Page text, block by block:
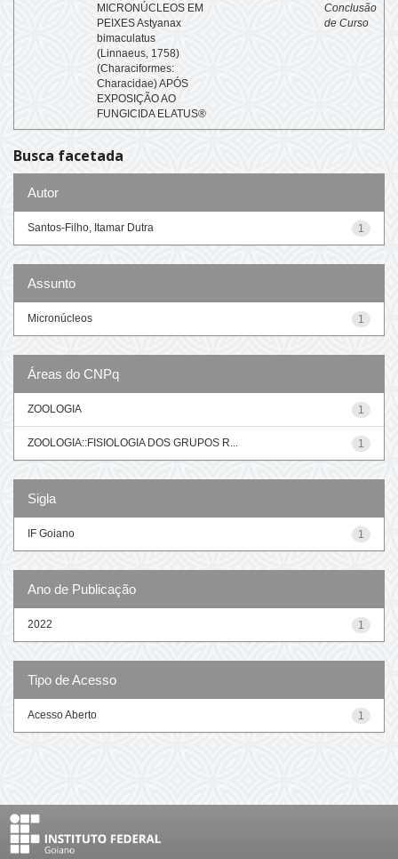
MICRONÚCLEOS EM
PEIXES Astyanax
bimaculatus
(Linnaeus, 1758)
(Characiformes:
Characidae) APÓS
EXPOSIÇÃO AO
FUNGICIDA ELATUS®
Conclusão
de Curso
Busca facetada
Autor
1
Santos-Filho, Itamar Dutra
Assunto
1
Micronúcleos
Áreas do CNPq
1
ZOOLOGIA
1
ZOOLOGIA::FISIOLOGIA DOS GRUPOS R...
Sigla
1
IF Goiano
Ano de Publicação
1
2022
Tipo de Acesso
1
Acesso Aberto